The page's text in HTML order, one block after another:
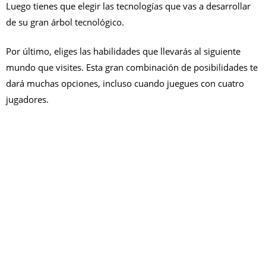
Luego tienes que elegir las tecnologías que vas a desarrollar
de su gran árbol tecnológico.
Por último, eliges las habilidades que llevarás al siguiente
mundo que visites. Esta gran combinación de posibilidades te
dará muchas opciones, incluso cuando juegues con cuatro
jugadores.